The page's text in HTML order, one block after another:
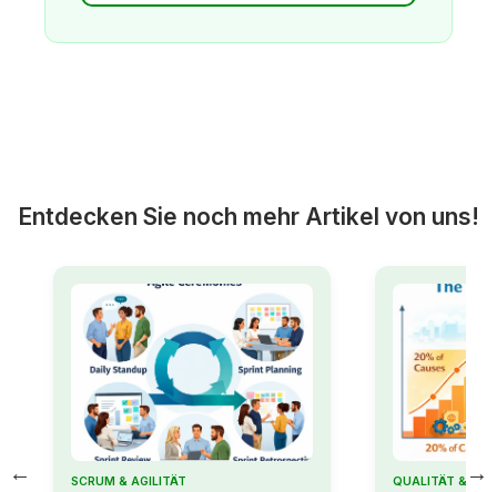
Entdecken Sie noch mehr Artikel von uns!
← SCRUM & AGILITÄT QUALITÄT & →